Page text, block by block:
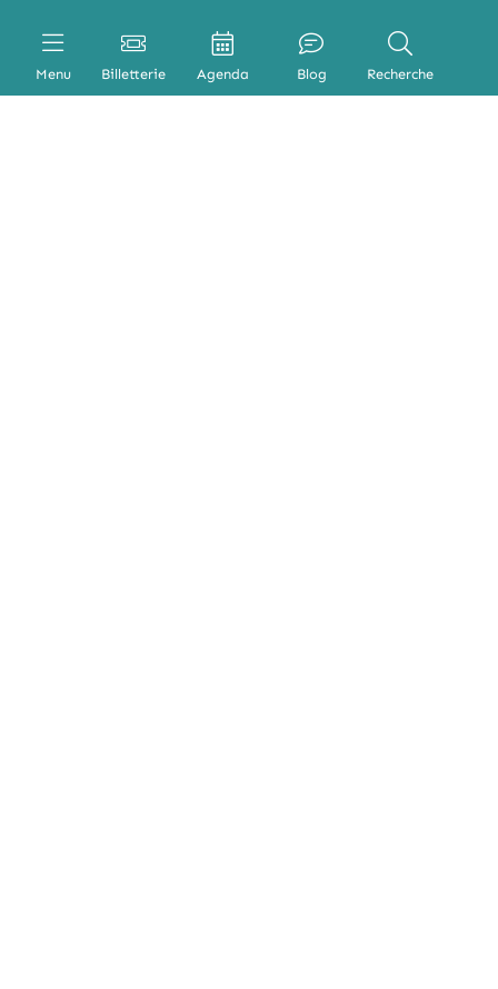
Menu Billetterie Agenda Blog Recherche